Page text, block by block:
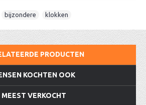
bijzondere klokken
PRODUCTEN
KOCHTEN OOK
MEEST VERKOCHT